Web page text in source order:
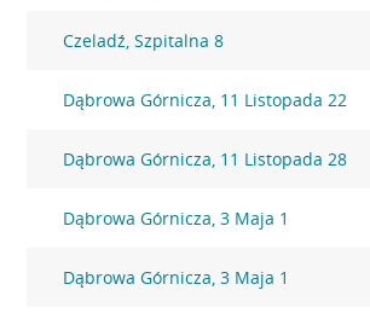
Czeladź, Szpitalna 8
Dąbrowa Górnicza, 11 Listopada 22
Dąbrowa Górnicza, 11 Listopada 28
Dąbrowa Górnicza, 3 Maja 1
Dąbrowa Górnicza, 3 Maja 1